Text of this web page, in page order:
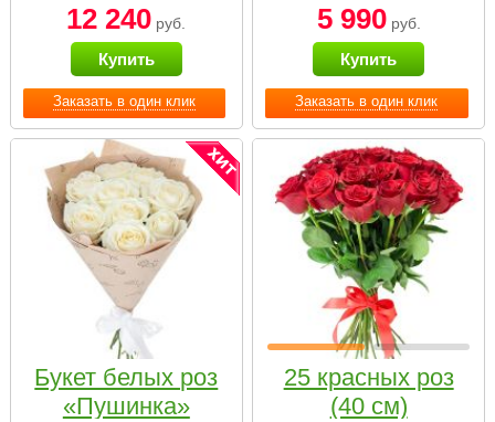
Заказать в один клик
12 240 руб.
Купить
Заказать в один клик
5 990руб.
Купить
Букет белых роз
«Пушинка»
25 красных роз
(40 см)